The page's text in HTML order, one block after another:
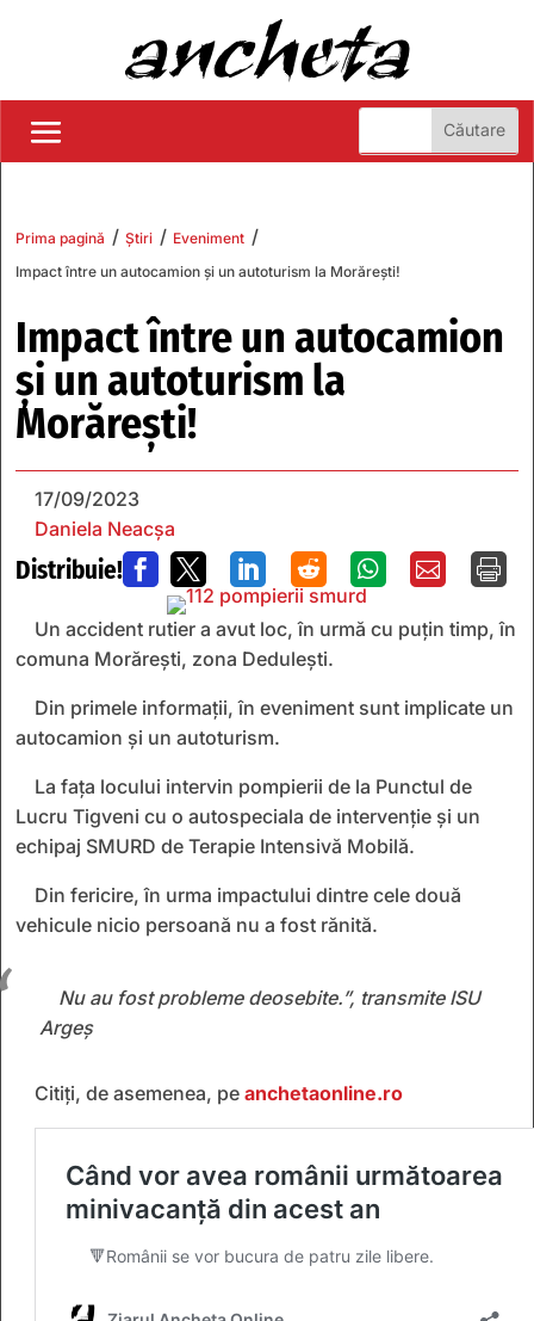
Prima pagină / Știri / Eveniment /
Impact între un autocamion și un autoturism la Morărești!
Impact între un autocamion
și un autoturism la
Morărești!
17/09/2023
Daniela Neacșa
Distribuie!       
Un accident rutier a avut loc, în urmă cu puțin timp, în
comuna Morărești, zona Dedulești.
Din primele informații, în eveniment sunt implicate un
autocamion și un autoturism.
La fața locului intervin pompierii de la Punctul de
Lucru Tigveni cu o autospeciala de intervenție și un
echipaj SMURD de Terapie Intensivă Mobilă.
Din fericire, în urma impactului dintre cele două
vehicule nicio persoană nu a fost rănită.
Nu au fost probleme deosebite.”, transmite ISU
Argeș
Citiți, de asemenea, pe anchetaonline.ro